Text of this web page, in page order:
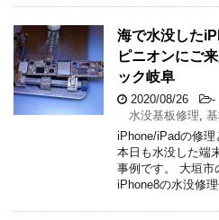
海で水没した
ピニオンにご
ック岐阜
2020/08/26 -
水没基板修理,
iPhone/iPadの修
本日も水没した端
事例です。 大垣市
iPhone8の水没修